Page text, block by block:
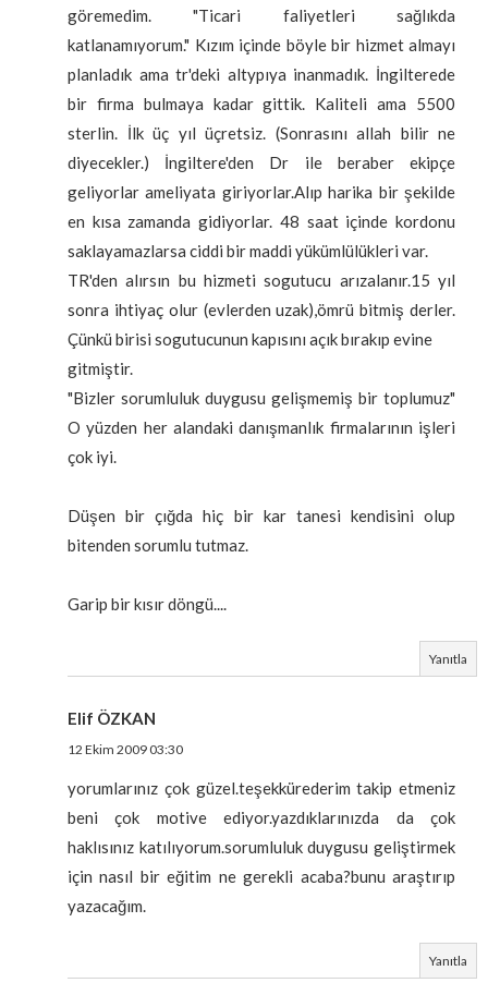
göremedim. "Ticari faliyetleri sağlıkda
katlanamıyorum." Kızım içinde böyle bir hizmet almayı
planladık ama tr'deki altypıya inanmadık. İngilterede
bir firma bulmaya kadar gittik. Kaliteli ama 5500
sterlin. İlk üç yıl üçretsiz. (Sonrasını allah bilir ne
diyecekler.) İngiltere'den Dr ile beraber ekipçe
geliyorlar ameliyata giriyorlar.Alıp harika bir şekilde
en kısa zamanda gidiyorlar. 48 saat içinde kordonu
saklayamazlarsa ciddi bir maddi yükümlülükleri var.
TR'den alırsın bu hizmeti sogutucu arızalanır.15 yıl
sonra ihtiyaç olur (evlerden uzak),ömrü bitmiş derler.
Çünkü birisi sogutucunun kapısını açık bırakıp evine
gitmiştir.
"Bizler sorumluluk duygusu gelişmemiş bir toplumuz"
O yüzden her alandaki danışmanlık firmalarının işleri
çok iyi.
Düşen bir çığda hiç bir kar tanesi kendisini olup
bitenden sorumlu tutmaz.
Garip bir kısır döngü....
Yanıtla
Elif ÖZKAN
12 Ekim 2009 03:30
yorumlarınız çok güzel.teşekkürederim takip etmeniz
beni çok motive ediyor.yazdıklarınızda da çok
haklısınız katılıyorum.sorumluluk duygusu geliştirmek
için nasıl bir eğitim ne gerekli acaba?bunu araştırıp
yazacağım.
Yanıtla